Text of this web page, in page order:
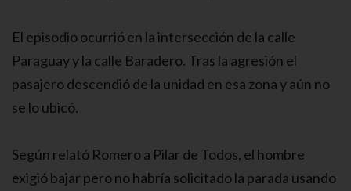
El episodio ocurrió en la intersección de la calle
Paraguay y la calle Baradero. Tras la agresión el
pasajero descendió de la unidad en esa zona y aún no
se lo ubicó.
Según relató Romero a Pilar de Todos, el hombre
exigió bajar pero no habría solicitado la parada usando